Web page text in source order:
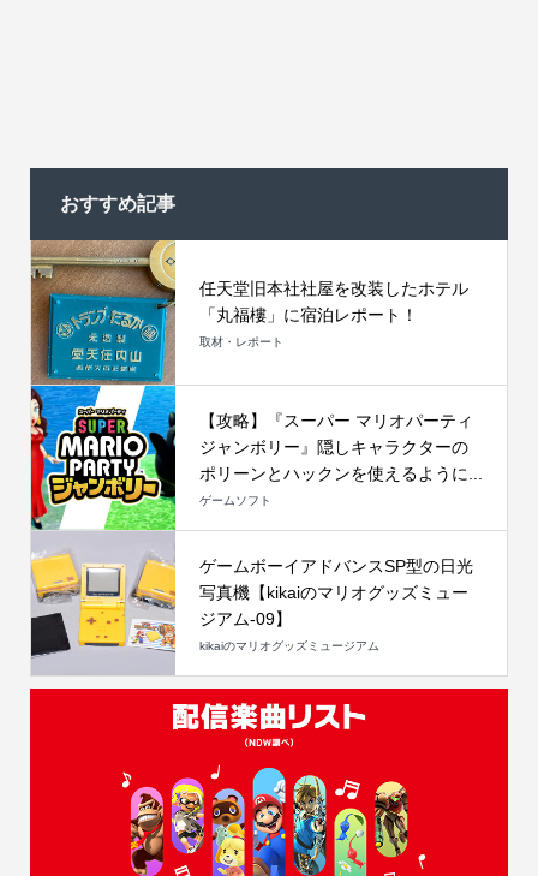
おすすめ記事
任天堂旧本社社屋を改装したホテル
「丸福樓」に宿泊レポート！
取材・レポート
【攻略】『スーパー マリオパーティ
ジャンボリー』隠しキャラクターの
ポリーンとハックンを使えるように...
ゲームソフト
ゲームボーイアドバンスSP型の日光
写真機【kikaiのマリオグッズミュー
ジアム-09】
kikaiのマリオグッズミュージアム